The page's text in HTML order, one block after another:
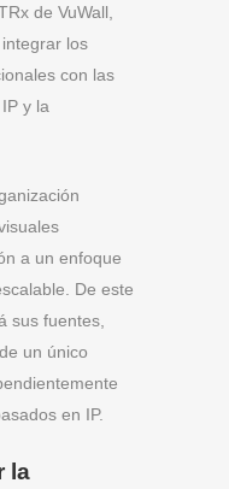
de VuWall,
los
con las
y la
a un enfoque
De este
sus fuentes,
un único
en IP.
la